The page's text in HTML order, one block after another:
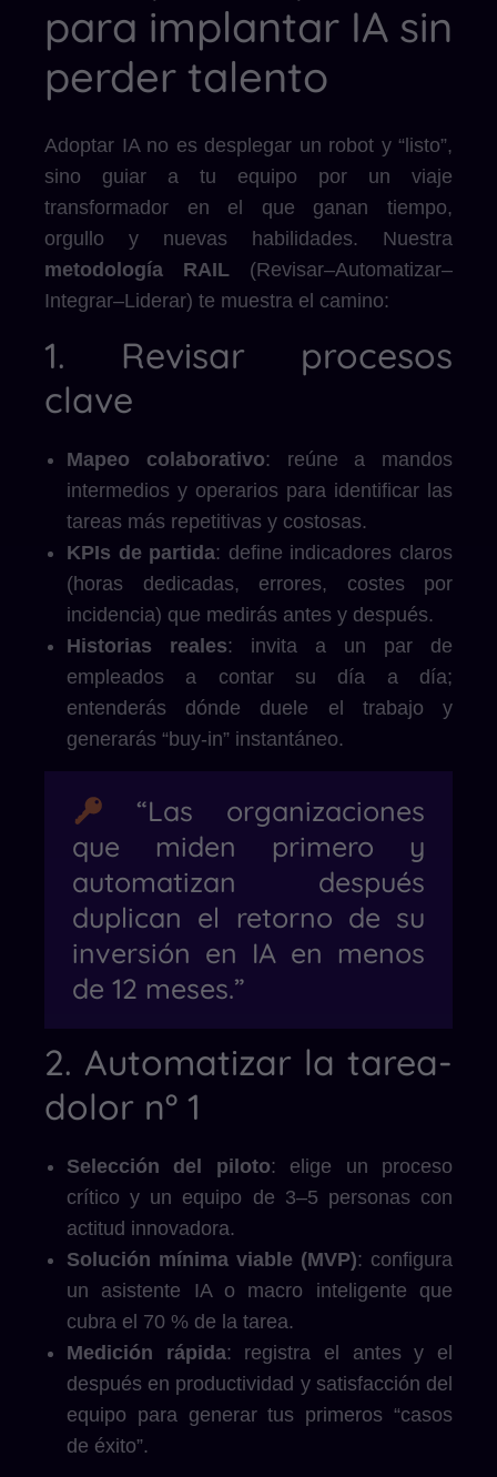
para implantar IA sin
perder talento
Adoptar IA no es desplegar un robot y “listo”,
sino guiar a tu equipo por un viaje
transformador en el que ganan tiempo,
orgullo y nuevas habilidades. Nuestra
metodología RAIL (Revisar–Automatizar–
Integrar–Liderar) te muestra el camino:
1. Revisar procesos
clave
Mapeo colaborativo: reúne a mandos
intermedios y operarios para identificar las
tareas más repetitivas y costosas.
KPIs de partida: define indicadores claros
(horas dedicadas, errores, costes por
incidencia) que medirás antes y después.
Historias reales: invita a un par de
empleados a contar su día a día;
entenderás dónde duele el trabajo y
generarás “buy-in” instantáneo.
“Las organizaciones
que miden primero y
automatizan después
duplican el retorno de su
inversión en IA en menos
de 12 meses.”
2. Automatizar la tarea-
dolor nº 1
Selección del piloto: elige un proceso
crítico y un equipo de 3–5 personas con
actitud innovadora.
Solución mínima viable (MVP): configura
un asistente IA o macro inteligente que
cubra el 70 % de la tarea.
Medición rápida: registra el antes y el
después en productividad y satisfacción del
equipo para generar tus primeros “casos
de éxito”.